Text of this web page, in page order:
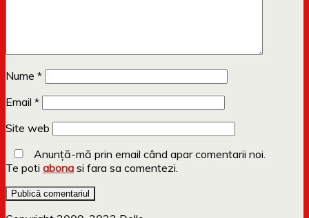
Nume *
Email *
Site web
Anunță-mă prin email când apar comentarii noi.
Te poti abona si fara sa comentezi.